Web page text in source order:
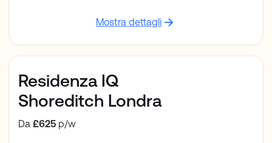
Mostra dettagli
Residenza IQ
Shoreditch Londra
Da £625 p/w